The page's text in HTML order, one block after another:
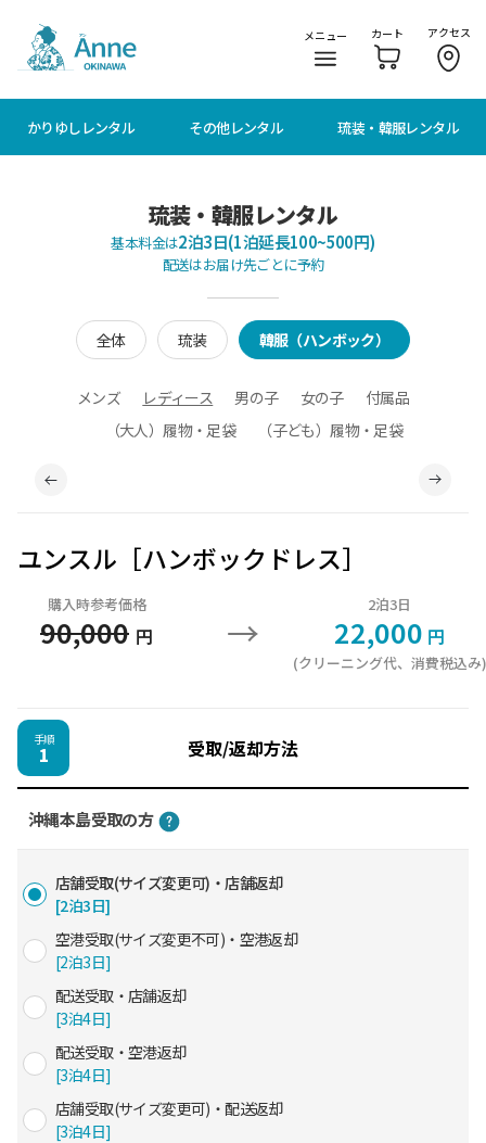
メニュー カート アクセス
かりゆしレンタル その他レンタル 琉装・韓服レンタル
琉装・韓服レンタル
基本料金は2泊3日(1泊延長100~500円)
配送はお届け先ごとに予約
全体 琉装 韓服（ハンボック）
メンズ レディース 男の子 女の子
付属品
（大人）履物・足袋
（子ども）履物・足袋
ユンスル［ハンボックドレス］
購入時参考価格
90,000 円 →
2泊3日
22,000 円
(クリーニング代、消費税込み)
手順
1 受取/返却方法
沖縄本島受取の方
店舗受取(サイズ変更可)・店舗返却
[2泊3日]
空港受取(サイズ変更不可)・空港返却
[2泊3日]
配送受取・店舗返却
[3泊4日]
配送受取・空港返却
[3泊4日]
店舗受取(サイズ変更可)・配送返却
[3泊4日]